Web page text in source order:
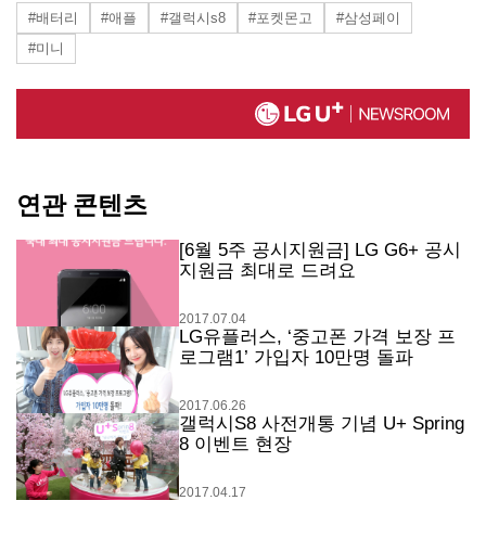
#배터리 #애플 #갤럭시s8 #포켓몬고
#삼성페이
#미니
연관 콘텐츠
[6월 5주 공시지원금] LG G6+ 공시
지원금 최대로 드려요
2017.07.04
LG유플러스, ‘중고폰 가격 보장 프
로그램1’ 가입자 10만명 돌파
2017.06.26
갤럭시S8 사전개통 기념 U+ Spring
8 이벤트 현장
2017.04.17